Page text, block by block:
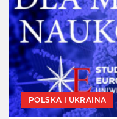
POLSKA I UKRAINA